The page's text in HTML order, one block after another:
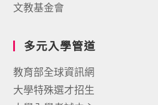
文教基金會
多元入學管道
教育部全球資訊網
大學特殊選才招生